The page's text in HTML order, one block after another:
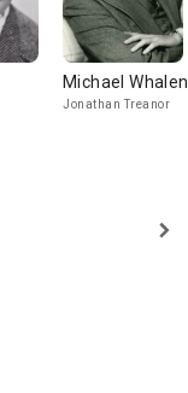
Michael Whalen
Jonathan Treanor